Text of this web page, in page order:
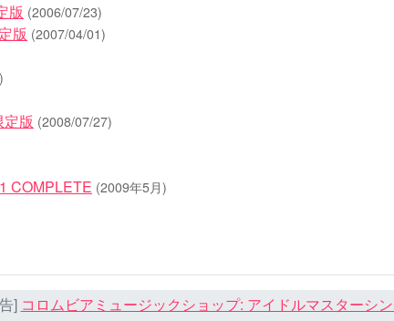
版 (2006/07/23)
版 (2007/04/01)
版 (2008/07/27)
COMPLETE (2009年5月)
] コロムビアミュージックショップ: アイドルマスターシ